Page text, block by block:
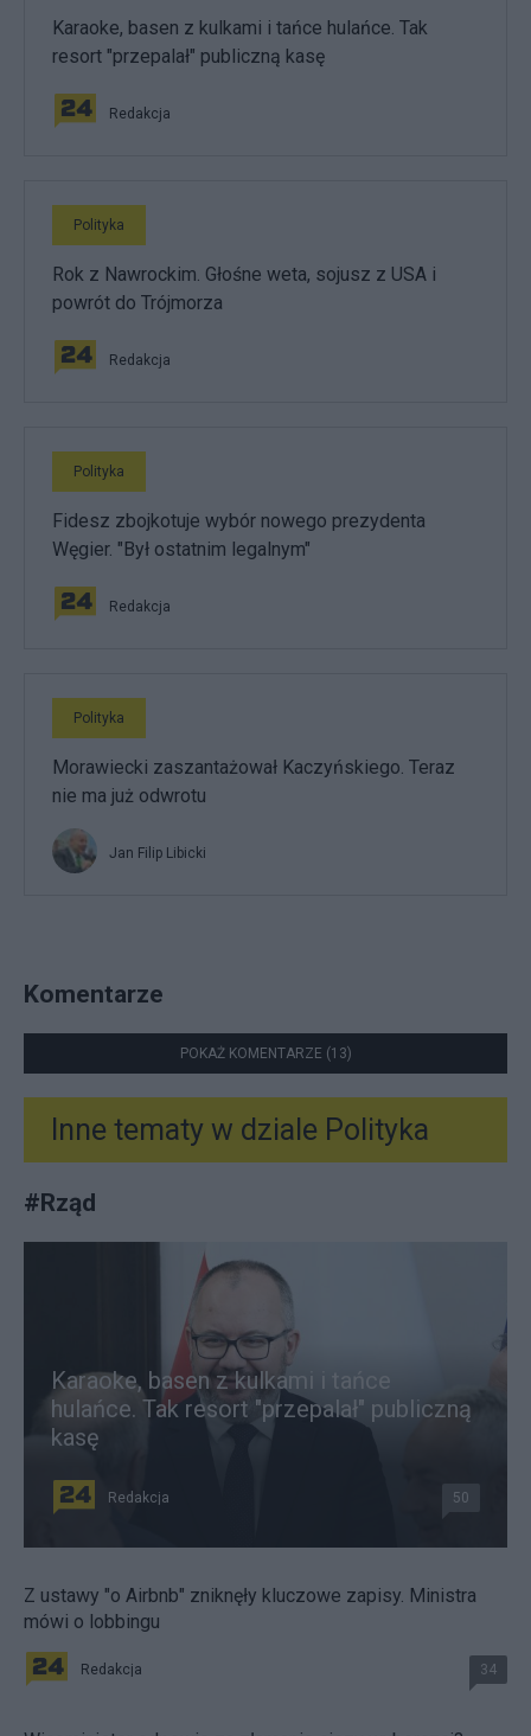
Karaoke, basen z kulkami i tańce hulańce. Tak
resort "przepalał" publiczną kasę
Redakcja
Polityka
Rok z Nawrockim. Głośne weta, sojusz z USA i
powrót do Trójmorza
Redakcja
Polityka
Fidesz zbojkotuje wybór nowego prezydenta
Węgier. "Był ostatnim legalnym"
Redakcja
Polityka
Morawiecki zaszantażował Kaczyńskiego. Teraz
nie ma już odwrotu
Jan Filip Libicki
Komentarze
POKAŻ KOMENTARZE (13)
Inne tematy w dziale Polityka
#Rząd
Karaoke, basen z kulkami i tańce
hulańce. Tak resort "przepalał" publiczną
kasę
Redakcja 50
Z ustawy "o Airbnb" zniknęły kluczowe zapisy. Ministra
mówi o lobbingu
Redakcja 34